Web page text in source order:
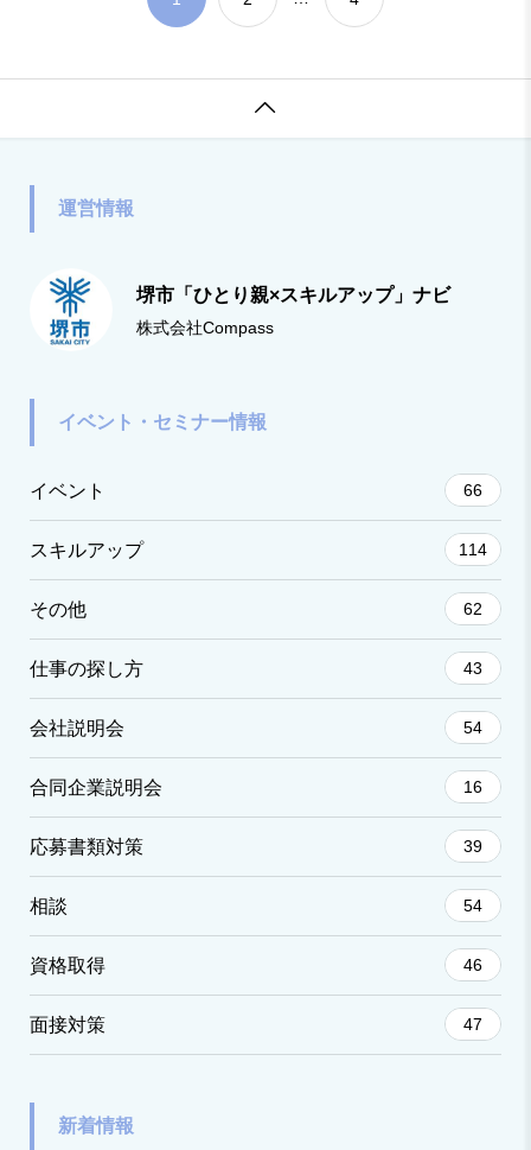

運営情報
堺市「ひとり親×スキルアップ」ナビ
株式会社Compass
イベント・セミナー情報
イベント 66
スキルアップ 114
その他 62
仕事の探し方 43
会社説明会 54
合同企業説明会 16
応募書類対策 39
相談 54
資格取得 46
面接対策 47
新着情報